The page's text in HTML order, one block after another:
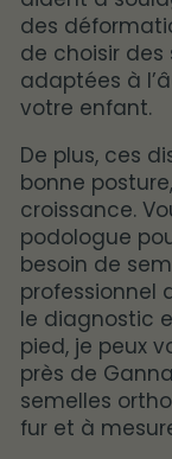
des
de choisir
adaptées à
votre enfant.
De plus, ces
bonne
croissance.
podologue
besoin de
professionnel
le diagnostic
pied, je peux
près de
semelles
fur et à